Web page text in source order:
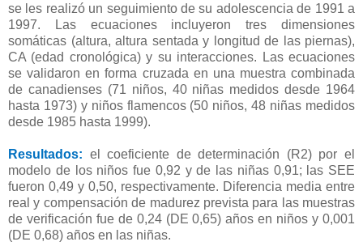
se les realizó un seguimiento de su adolescencia de 1991 a
1997. Las ecuaciones incluyeron tres dimensiones
somáticas (altura, altura sentada y longitud de las piernas),
CA (edad cronológica) y su interacciones. Las ecuaciones
se validaron en forma cruzada en una muestra combinada
de canadienses (71 niños, 40 niñas medidos desde 1964
hasta 1973) y niños flamencos (50 niños, 48 ​​niñas medidos
desde 1985 hasta 1999).
Resultados: el coeficiente de determinación (R2) por el
modelo de los niños fue 0,92 y de las niñas 0,91; las SEE
fueron 0,49 y 0,50, respectivamente. Diferencia media entre
real y compensación de madurez prevista para las muestras
de verificación fue de 0,24 (DE 0,65) años en niños y 0,001
(DE 0,68) años en las niñas.